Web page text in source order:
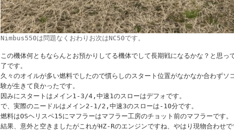
Nimbus550は問題なくおわりお次はNC50です。
この機体何ともならんとお預かりしてる機体でして長期戦になるかな？と思っ
了です。
久々のオイルが多い燃料でしたので慣らしのスタート位置がなかなか合わずソ
験が生きて良かったです。
因みにスタートはメイン1-3/4,中速1のスローはデフォです。
で、実際のニードルはメイン2-1/2,中速3のスローは-10分です。
燃料はOSヘリスペ15にマフラーはマフラー工房のチョット前のマフラーです。
結果、意外と空きましたがこれがHZ-Rのエンジンですね、やはり現物合わせで